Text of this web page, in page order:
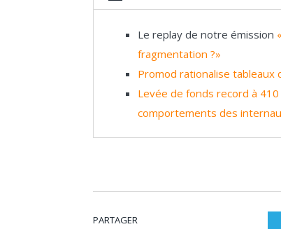
Le replay de notre émission
fragmentation ?»
Promod rationalise tableaux
Levée de fonds record à
comportements des
PARTAGER